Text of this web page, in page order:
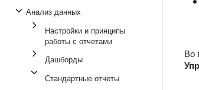
Анализ данных
Настройки и принципы
работы с отчетами
Дашборды
Стандартные отчеты
Во